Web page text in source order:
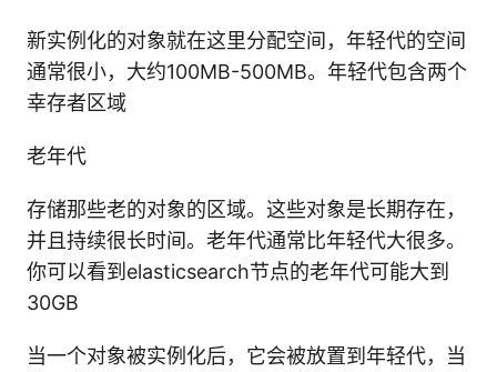
新实例化的对象就在这里分配空间，年轻代的空间
通常很小，大约100MB-500MB。年轻代包含两个
幸存者区域
老年代
存储那些老的对象的区域。这些对象是长期存在，
并且持续很长时间。老年代通常比年轻代大很多。
你可以看到elasticsearch节点的老年代可能大到
30GB
当一个对象被实例化后，它会被放置到年轻代，当